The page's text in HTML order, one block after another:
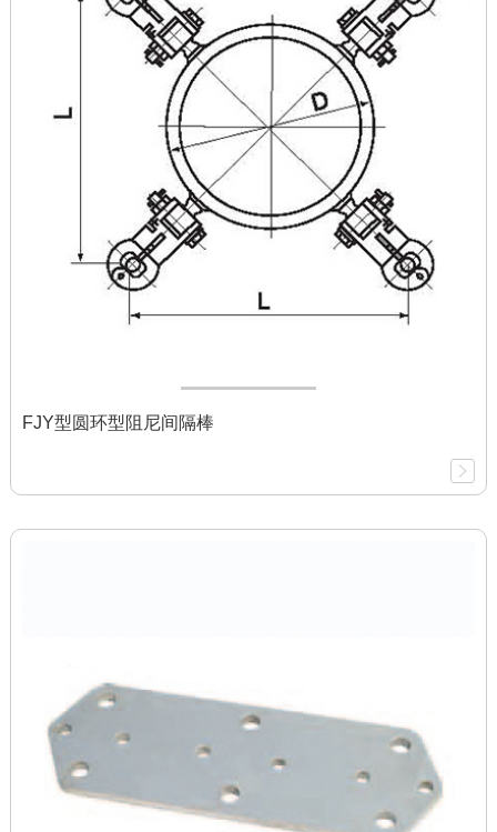
FJY型圆环型阻尼间隔棒